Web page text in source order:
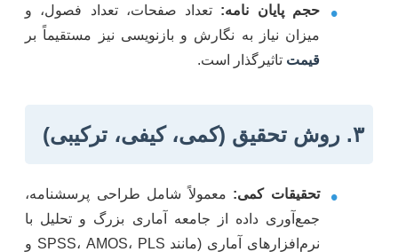
• حجم پایان نامه: تعداد صفحات، تعداد فصول، و
میزان نیاز به نگارش و بازنویسی نیز مستقیماً بر
قیمت تاثیرگذار است.
۳. روش تحقیق (کمی، کیفی، ترکیبی)
• تحقیقات کمی: معمولاً شامل طراحی پرسشنامه،
جمع‌آوری داده از جامعه آماری بزرگ و تحلیل با
نرم‌افزارهای آماری (مانند SPSS، AMOS، PLS و